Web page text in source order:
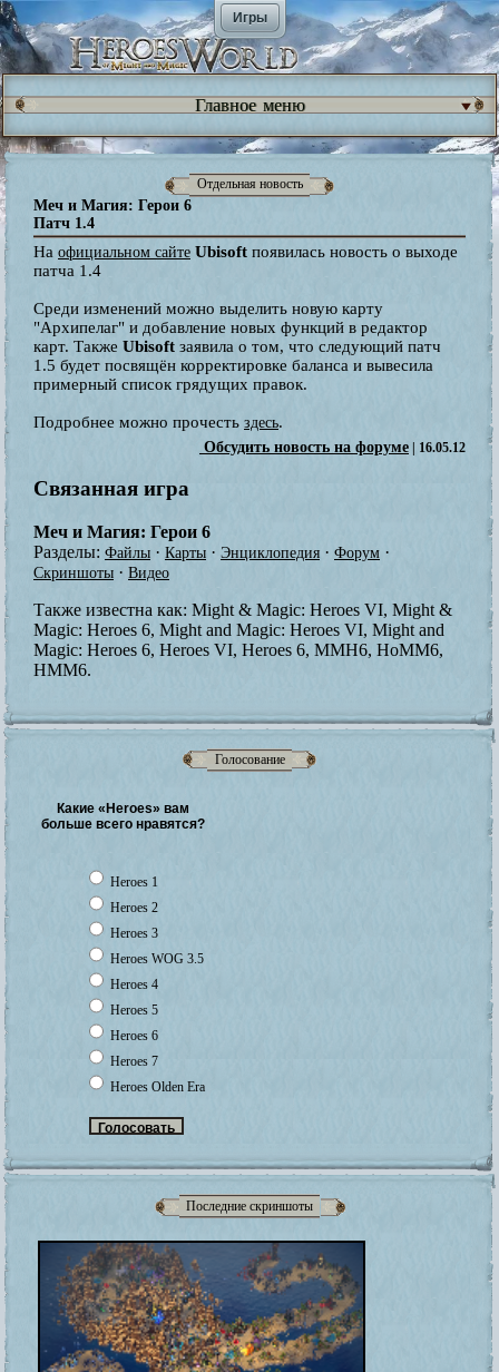
Игры
Голосование
Какие «Heroes» вам
больше всего нравятся?
Heroes 1
Heroes 2
Heroes 3
Heroes WOG 3.5
Heroes 4
Heroes 5
Heroes 6
Heroes 7
Heroes Olden Era
Последние скриншоты
Главное меню
Отдельная новость
Меч и Магия: Герои 6
Патч 1.4
На официальном сайте Ubisoft появилась новость о выходе
патча 1.4
Среди изменений можно выделить новую карту
"Архипелаг" и добавление новых функций в редактор
карт. Также Ubisoft заявила о том, что следующий патч
1.5 будет посвящён корректировке баланса и вывесила
примерный список грядущих правок.
Подробнее можно прочесть здесь.
Обсудить новость на форуме | 16.05.12
Связанная игра
Меч и Магия: Герои 6
Разделы: Файлы · Карты · Энциклопедия · Форум ·
Скриншоты · Видео
Также известна как: Might & Magic: Heroes VI, Might &
Magic: Heroes 6, Might and Magic: Heroes VI, Might and
Magic: Heroes 6, Heroes VI, Heroes 6, MMH6, HoMM6,
HMM6.